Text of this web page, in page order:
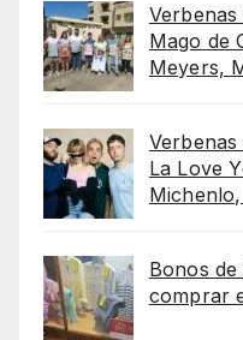
Mago de
Meyers,
La Love
Bonos
comprar